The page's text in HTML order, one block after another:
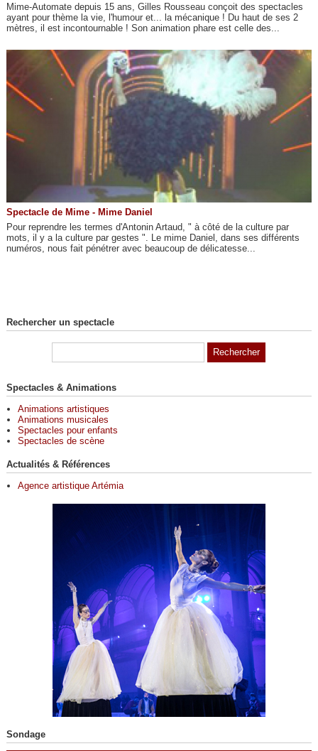
Mime-Automate depuis 15 ans, Gilles Rousseau conçoit des spectacles
ayant pour thème la vie, l'humour et... la mécanique ! Du haut de ses 2
mètres, il est incontournable ! Son animation phare est celle des...
Spectacle de Mime - Mime Daniel
Pour reprendre les termes d'Antonin Artaud, " à côté de la culture par
mots, il y a la culture par gestes ". Le mime Daniel, dans ses différents
numéros, nous fait pénétrer avec beaucoup de délicatesse...
Rechercher un spectacle
Spectacles & Animations
Animations artistiques
Animations musicales
Spectacles pour enfants
Spectacles de scène
Actualités & Références
Agence artistique Artémia
Sondage